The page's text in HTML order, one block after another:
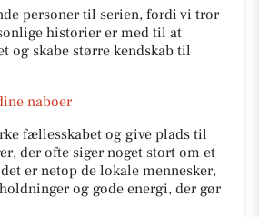
personer til serien, fordi vi tror
historier er med til at
og skabe større kendskab til
naboer
fællesskabet og give plads til
der ofte siger noget stort om et
er netop de lokale mennesker,
og gode energi, der gør